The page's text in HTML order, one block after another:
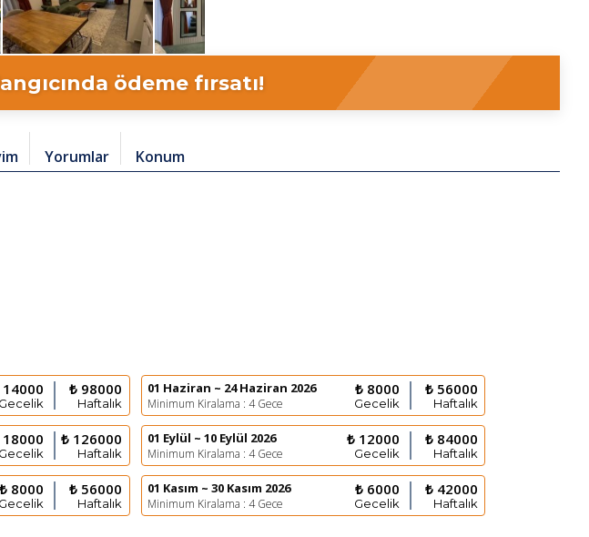
ödeme fırsatı!
Yorumlar Konum
14000
Gecelik
₺ 98000
Haftalık
01 Haziran ~ 24 Haziran 2026
Minimum Kiralama : 4 Gece
₺ 8000
Gecelik
₺ 56000
Haftalık
18000
Gecelik
₺ 126000
Haftalık
01 Eylül ~ 10 Eylül 2026
Minimum Kiralama : 4 Gece
₺ 12000
Gecelik
₺ 84000
Haftalık
₺ 8000
Gecelik
₺ 56000
Haftalık
01 Kasım ~ 30 Kasım 2026
Minimum Kiralama : 4 Gece
₺ 6000
Gecelik
₺ 42000
Haftalık